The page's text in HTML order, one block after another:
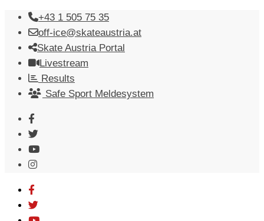
Skip
content
+43 1 505 75 35
off-ice@skateaustria.at
Skate Austria Portal
Livestream
Results
Safe Sport Meldesystem